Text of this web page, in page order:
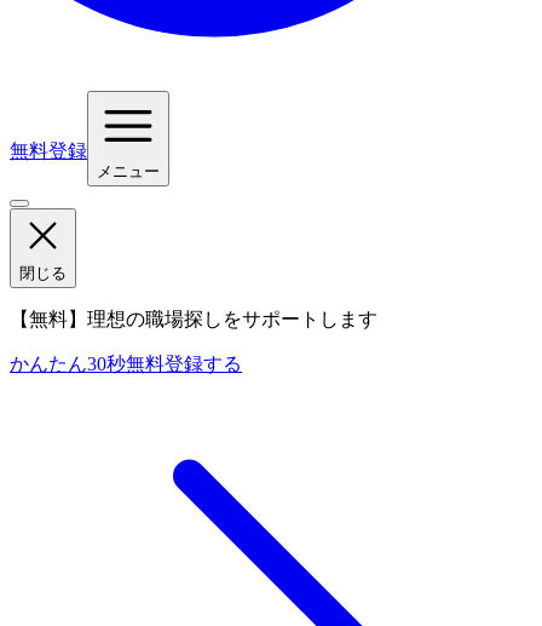
無料登録
メニュー
閉じる
【無料】理想の職場探しをサポートします
かんたん30秒無料登録する